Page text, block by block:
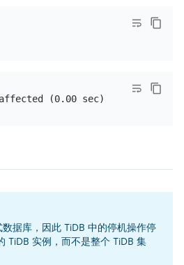
据库，因此 TiDB 中的停机操作停
TiDB 实例，而不是整个 TiDB 集